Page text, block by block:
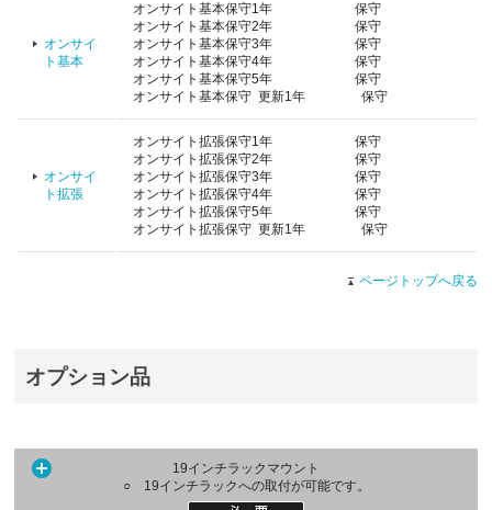
オンサイ
ト基本
オンサイト基本保守1年 保守
オンサイト基本保守2年 保守
オンサイト基本保守3年 保守
オンサイト基本保守4年 保守
オンサイト基本保守5年 保守
オンサイト基本保守 更新1年 保守
オンサイ
ト拡張
オンサイト拡張保守1年 保守
オンサイト拡張保守2年 保守
オンサイト拡張保守3年 保守
オンサイト拡張保守4年 保守
オンサイト拡張保守5年 保守
オンサイト拡張保守 更新1年 保守
ページトップへ戻る
オプション品
19インチラックマウント
○ 19インチラックへの取付が可能です。